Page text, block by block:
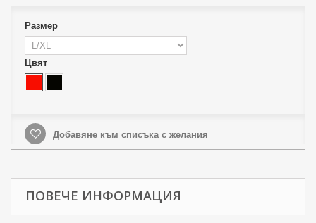
Размер
Цвят
Добавяне към списъка с желания
ПОВЕЧЕ ИНФОРМАЦИЯ